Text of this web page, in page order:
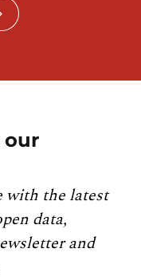
our
with the latest
data,
and